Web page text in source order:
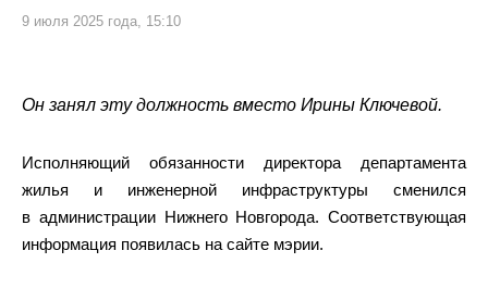
9 июля 2025 года, 15:10
Он занял эту должность вместо Ирины Ключевой.
Исполняющий обязанности директора департамента
жилья и инженерной инфраструктуры сменился
в администрации Нижнего Новгорода. Соответствующая
информация появилась на сайте мэрии.